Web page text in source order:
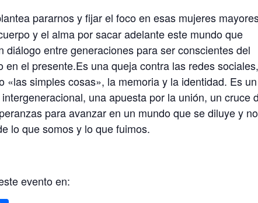
pararnos y fijar el foco en esas mujeres
y el alma por sacar adelante este mundo que
diálogo entre generaciones para ser conscientes del
en el presente.Es una queja contra las redes
«las simples cosas», la memoria y la identidad. Es un
una apuesta por la unión, un cruce
para avanzar en un mundo que se diluye y
lo que somos y lo que fuimos.
evento en: